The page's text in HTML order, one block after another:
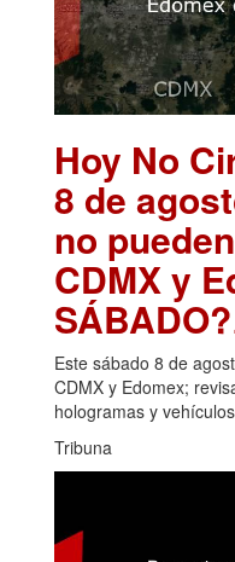
Hoy No
8 de
no
CDMX y
SÁBADO?
Este sábado 8 de
CDMX y Edomex;
hologramas y
Tribuna